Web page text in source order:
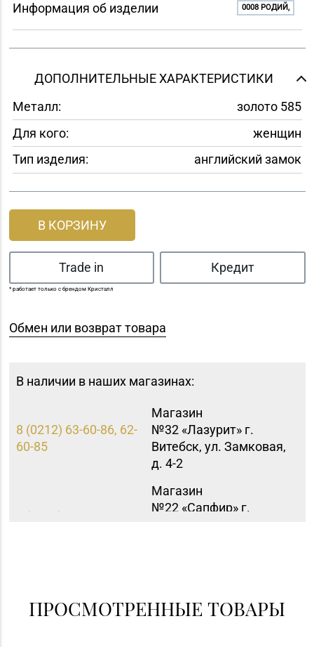
Информация об изделии 0008 РОДИЙ,
ДОПОЛНИТЕЛЬНЫЕ ХАРАКТЕРИСТИКИ
Металл:
золото 585
Для кого:
женщин
Тип изделия:
английский замок
В КОРЗИНУ
Trade in Кредит
* работает только с брендом Кристалл
Обмен или возврат товара
В наличии в наших магазинах:
8 (0212) 63-60-86, 62-
60-85
Магазин
№32 «Лазурит» г.
Витебск, ул. Замковая,
д. 4-2
8 (0216) 51-20-11
Магазин
№22 «Сапфир» г.
63-05, 33-63-07
шкатулка» г. Гомель,
пр-т Победы, д. 18
ПРОСМОТРЕННЫЕ ТОВАРЫ